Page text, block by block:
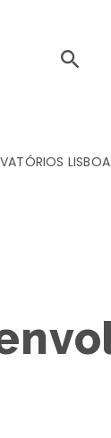
LISBOA